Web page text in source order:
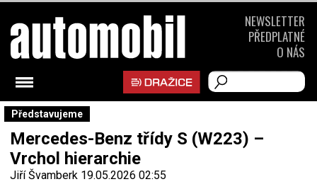
Představujeme
Mercedes-Benz třídy S (W223) –
Vrchol hierarchie
Jiří Švamberk 19.05.2026 02:55
NEWSLETTER
PŘEDPLATNÉ
O NÁS